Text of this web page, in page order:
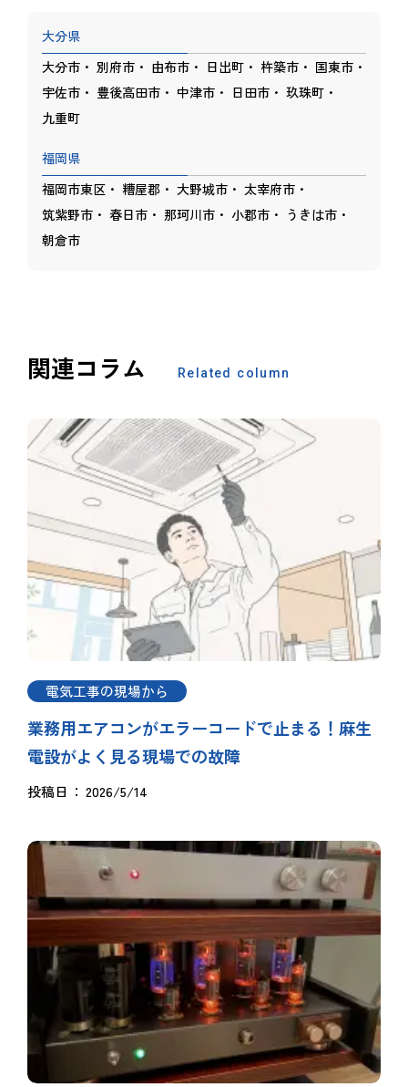
大分県
大分市
別府市 由布市 日出町 杵築市
国東市
宇佐市
豊後高田市 中津市 日田市
玖珠町
九重町
福岡県
福岡市東区
糟屋郡 大野城市
太宰府市
筑紫野市
春日市 那珂川市 小郡市
うきは市
朝倉市
関連コラム Related column
電気工事の現場から
業務用エアコンがエラーコードで止まる！麻生
電設がよく見る現場での故障
投稿日 2026/5/14